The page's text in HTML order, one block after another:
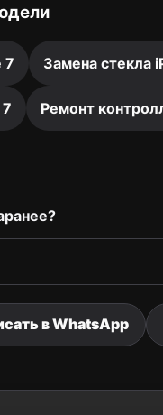
7 Замена стекла
Ремонт
в WhatsApp